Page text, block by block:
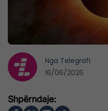
Nga Telegrafi
16/06/2026